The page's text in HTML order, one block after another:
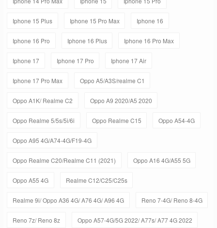
Iphone 15 Plus Iphone 15 Pro Max Iphone 16
Iphone 16 Pro Iphone 16 Plus Iphone 16 Pro Max
Iphone 17 Iphone 17 Pro Iphone 17 Air
Iphone 17 Pro Max Oppo A5/A3S/realme C1
Oppo A1K/ Realme C2 Oppo A9 2020/A5 2020
Oppo Realme 5/5s/5i/6i Oppo Realme C15 Oppo A54-4G
Oppo A95 4G/A74-4G/F19-4G
Oppo Realme C20/Realme C11 (2021) Oppo A16 4G/A55 5G
Oppo A55 4G Realme C12/C25/C25s
Realme 9i/ Oppo A36 4G/ A76 4G/ A96 4G Reno 7-4G/ Reno 8-4G
Reno 7z/ Reno 8z Oppo A57-4G/5G 2022/ A77s/ A77 4G 2022